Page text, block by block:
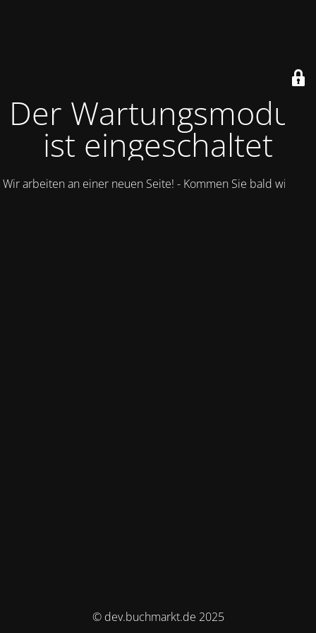
Der Wartungsmodus
ist eingeschaltet
Wir arbeiten an einer neuen Seite! - Kommen Sie bald wieder.
© dev.buchmarkt.de 2025